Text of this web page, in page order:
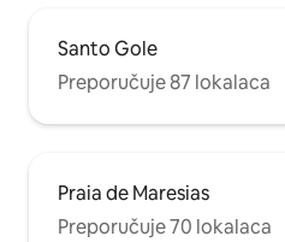
Santo Gole
Preporučuje 87 lokalaca
Praia de Maresias
Preporučuje 70 lokalaca